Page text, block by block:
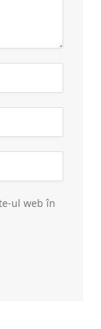
ul web în